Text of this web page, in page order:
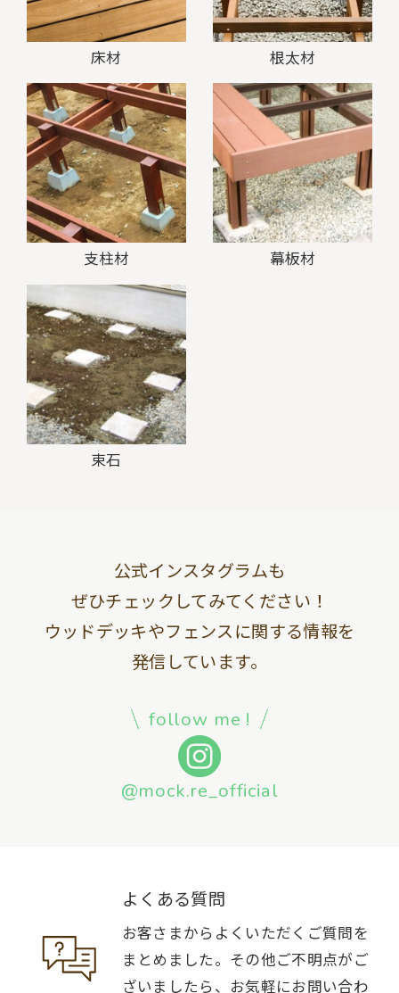
床材 根太材
支柱材 幕板材
束石
公式インスタグラムも
ぜひチェックしてみてください！
ウッドデッキやフェンスに関する情報を
発信しています。
follow me !
@mock.re_official
よくある質問
お客さまからよくいただくご質問を
まとめました。その他ご不明点がご
ざいましたら、お気軽にお問い合わ